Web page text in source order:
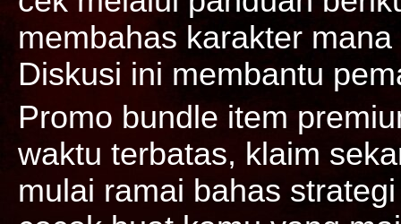
membahas karakter
Diskusi ini membantu
Promo bundle item
waktu terbatas, klaim
mulai ramai bahas